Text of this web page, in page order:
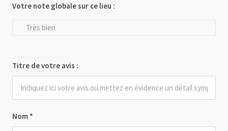
Nom *
Votre note globale sur ce lieu :
Très bien
Titre de votre avis :